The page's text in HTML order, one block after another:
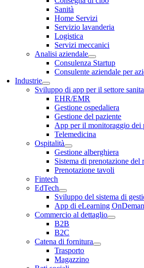
Sanità
Home Servizi
Servizio lavanderia
Logistica
Servizi meccanici
Analisi aziendale
Consulenza Startup
Consulente aziendale per
Industrie
Sviluppo di app per il settore
EHR/EMR
Gestione ospedaliera
Gestione del paziente
App per il monitoraggio dei
Telemedicina
Ospitalità
Gestione alberghiera
Sistema di prenotazione del
Prenotazione tavoli
Fintech
EdTech
Sviluppo del sistema di
App di eLearning
Commercio al dettaglio
B2B
B2C
Catena di fornitura
Trasporto
Magazzino